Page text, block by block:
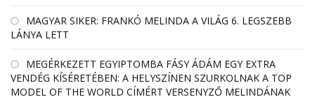
MAGYAR SIKER: FRANKÓ MELINDA A VILÁG 6. LEGSZEBB
LÁNYA LETT
MEGÉRKEZETT EGYIPTOMBA FÁSY ÁDÁM EGY EXTRA
VENDÉG KÍSÉRETÉBEN: A HELYSZÍNEN SZURKOLNAK A TOP
MODEL OF THE WORLD CÍMÉRT VERSENYZŐ MELINDÁNAK